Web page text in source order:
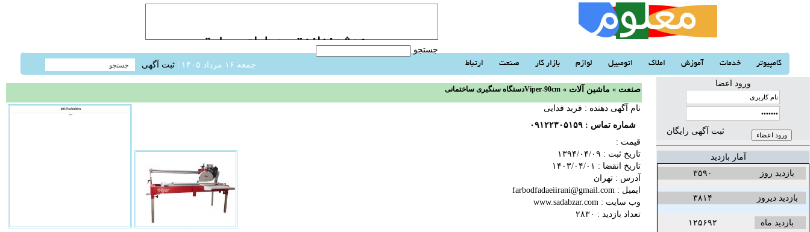
جمعه ۱۶ مرداد ۱۴۰۵ | ثبت آگهی
جستجو
کامپیوتر خدمات آموزش املاک اتومبیل لوازم بازار کار صنعت ارتباط
صنعت « ماشین آلات « دستگاه سنگبری ساختمانیViper-90cm
نام آگهی دهنده : فربد فدایی
شماره تماس : ۰۹۱۲۲۳۰۵۱۵۹
قیمت :
تاریخ ثبت : ۱۳۹۴/۰۴/۰۹‬
تاریخ انقضا : ۱۴۰۳/۰۴/۰۱‬
آدرس : تهران
ایمیل : farbodfadaeiirani@gmail.com
وب سایت : www.sadabzar.com
تعداد بازدید : ۲۸۳۰
ورود اعضا
ثبت آگهی رایگان
آمار بازدید
بازدید روز
۳۵۹۰
بازدید دیروز ۳۸۱۴
بازدید ماه ۱۲۵۶۹۲